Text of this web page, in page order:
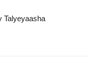
Talyeyaasha